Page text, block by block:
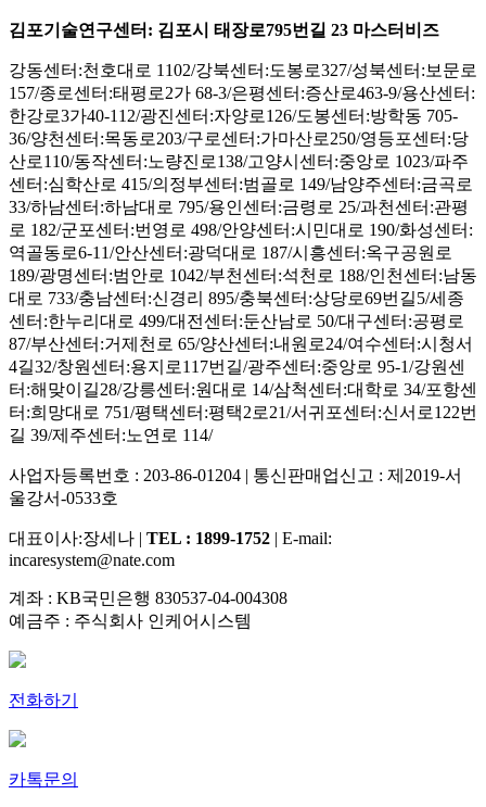
김포기술연구센터: 김포시 태장로795번길 23 마스터비즈
강동센터:천호대로 1102/강북센터:도봉로327/성북센터:보문로
157/종로센터:태평로2가 68-3/은평센터:증산로463-9/용산센터:
한강로3가40-112/광진센터:자양로126/도봉센터:방학동 705-
36/양천센터:목동로203/구로센터:가마산로250/영등포센터:당
산로110/동작센터:노량진로138/고양시센터:중앙로 1023/파주
센터:심학산로 415/의정부센터:범골로 149/남양주센터:금곡로
33/하남센터:하남대로 795/용인센터:금령로 25/과천센터:관평
로 182/군포센터:번영로 498/안양센터:시민대로 190/화성센터:
역골동로6-11/안산센터:광덕대로 187/시흥센터:옥구공원로
189/광명센터:범안로 1042/부천센터:석천로 188/인천센터:남동
대로 733/충남센터:신경리 895/충북센터:상당로69번길5/세종
센터:한누리대로 499/대전센터:둔산남로 50/대구센터:공평로
87/부산센터:거제천로 65/양산센터:내원로24/여수센터:시청서
4길32/창원센터:용지로117번길/광주센터:중앙로 95-1/강원센
터:해맞이길28/강릉센터:원대로 14/삼척센터:대학로 34/포항센
터:희망대로 751/평택센터:평택2로21/서귀포센터:신서로122번
길 39/제주센터:노연로 114/
사업자등록번호 : 203-86-01204 | 통신판매업신고 : 제2019-서
울강서-0533호
대표이사:장세나 | TEL : 1899-1752 | E-mail:
incaresystem@nate.com
계좌 : KB국민은행 830537-04-004308
예금주 : 주식회사 인케어시스템
전화하기
카톡문의